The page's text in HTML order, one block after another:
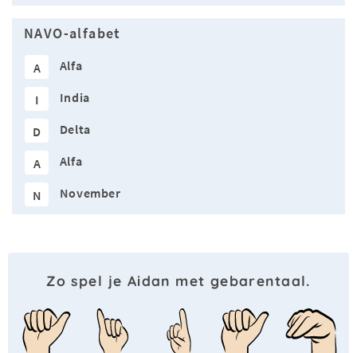
NAVO-alfabet
A Alfa
I India
D Delta
A Alfa
N November
Zo spel je Aidan met gebarentaal.